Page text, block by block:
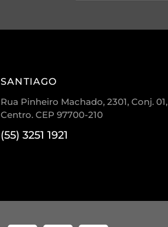
SANTIAGO
Rua Pinheiro Machado, 2301, Conj. 01,
Centro. CEP 97700-210
(55) 3251 1921